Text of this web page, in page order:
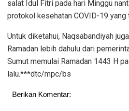
salat Idul Fitri pada hari Minggu
protokol kesehatan COVID-19 yang
Untuk diketahui, Naqsabandiyah
Ramadan lebih dahulu dari
Sumut memulai Ramadan 1443 H
lalu.***dtc/mpc/bs
Berikan Komentar: